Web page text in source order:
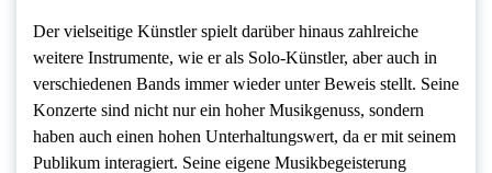
Der vielseitige Künstler spielt darüber hinaus zahlreiche
weitere Instrumente, wie er als Solo-Künstler, aber auch in
verschiedenen Bands immer wieder unter Beweis stellt. Seine
Konzerte sind nicht nur ein hoher Musikgenuss, sondern
haben auch einen hohen Unterhaltungswert, da er mit seinem
Publikum interagiert. Seine eigene Musikbegeisterung